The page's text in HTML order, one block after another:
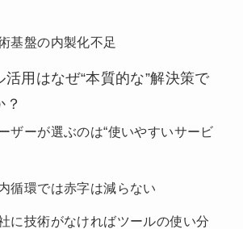
基盤の内製化不足
活用はなぜ“本質的な”解決策で
？
ザーが選ぶのは“使いやすいサービ
循環では赤字は減らない
に技術がなければツールの使い分